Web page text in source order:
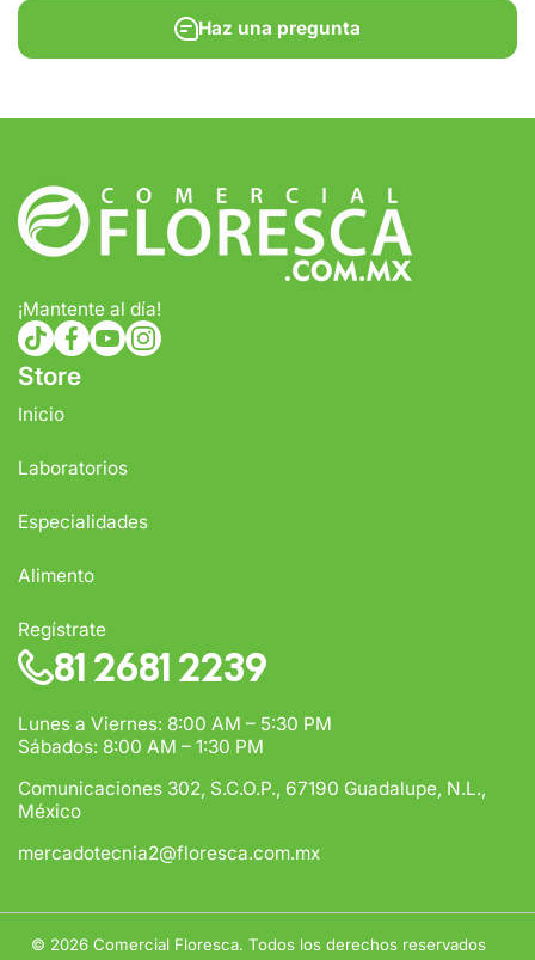
Tiempo de entrega estimado: 5 a 7 días hábiles
Gratis en compras de $1,000 o más.
Haz una pregunta
¡Mantente al día!
tiktokcom/@comercialfloresca
facebookcom/FlorescaOficial
youtubecom/@florescaoficial4155
instagramcom/florescaoficial/
Store
Inicio
Laboratorios
Especialidades
Alimento
Regístrate
81 2681 2239
Lunes a Viernes: 8:00 AM – 5:30 PM
Sábados: 8:00 AM – 1:30 PM
Comunicaciones 302, S.C.O.P., 67190 Guadalupe, N.L.,
México
mercadotecnia2@floresca.com.mx
© 2026 Comercial Floresca. Todos los derechos reservados